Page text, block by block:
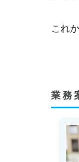
これ
業務